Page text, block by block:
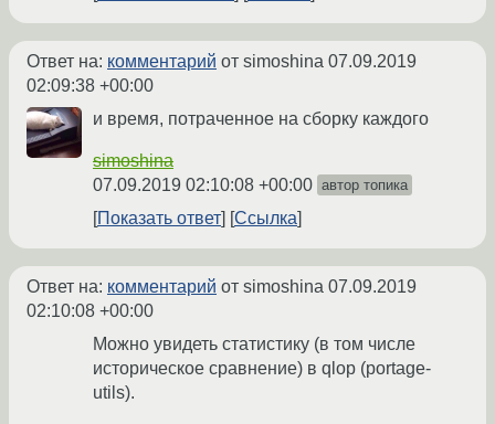
Ответ на: комментарий от simoshina 07.09.2019
02:09:38 +00:00
и время, потраченное на сборку каждого
simoshina
07.09.2019 02:10:08 +00:00 автор топика
Показать ответ Ссылка
Ответ на: комментарий от simoshina 07.09.2019
02:10:08 +00:00
Можно увидеть статистику (в том числе
историческое сравнение) в qlop (portage-
utils).